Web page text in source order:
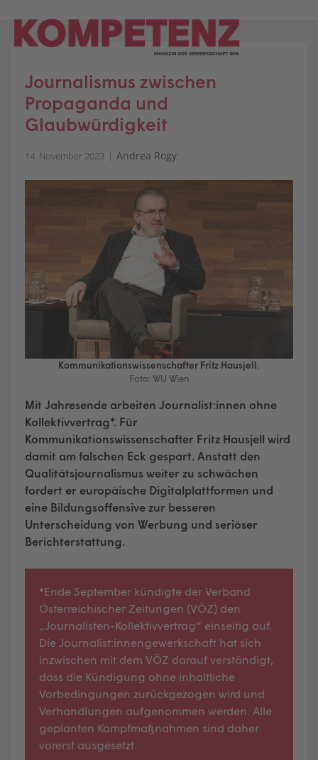
content
Journalismus zwischen
Propaganda und
Glaubwürdigkeit
14. November 2023 Andrea Rogy
Kommunikationswissenschafter Fritz Hausjell.
Foto: WU Wien
Mit Jahresende arbeiten Journalist:innen ohne
Kollektivvertrag*. Für
Kommunikationswissenschafter Fritz Hausjell wird
damit am falschen Eck gespart. Anstatt den
Qualitätsjournalismus weiter zu schwächen
fordert er europäische Digitalplattformen und
eine Bildungsoffensive zur besseren
Unterscheidung von Werbung und seriöser
Berichterstattung.
*Ende September kündigte der Verband
Österreichischer Zeitungen (VÖZ) den
„Journalisten-Kollektivvertrag“ einseitig auf.
Die Journalist:innengewerkschaft hat sich
inzwischen mit dem VÖZ darauf verständigt,
dass die Kündigung ohne inhaltliche
Vorbedingungen zurückgezogen wird und
Verhandlungen aufgenommen werden. Alle
geplanten Kampfmaßnahmen sind daher
vorerst ausgesetzt.